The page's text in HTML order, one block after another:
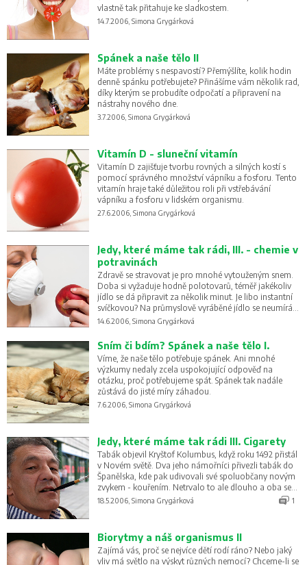
vlastně tak přitahuje ke sladkostem.
14.7.2006, Simona Grygárková
Spánek a naše tělo II
Máte problémy s nespavostí? Přemýšlíte, kolik hodin
denně spánku potřebujete? Přinášíme vám několik rad,
díky kterým se probudíte odpočatí a připravení na
nástrahy nového dne.
3.7.2006, Simona Grygárková
Vitamín D - sluneční vitamín
Vitamín D zajišťuje tvorbu rovných a silných kostí s
pomocí správného množství vápníku a fosforu. Tento
vitamín hraje také důležitou roli při vstřebávání
vápníku a fosforu v lidském organismu.
27.6.2006, Simona Grygárková
Jedy, které máme tak rádi, III. - chemie v
potravinách
Zdravě se stravovat je pro mnohé vytouženým snem.
Doba si vyžaduje hodně polotovarů, téměř jakékoliv
jídlo se dá připravit za několik minut. Je libo instantní
svíčkovou? Na průmyslově vyráběné jídlo se neumírá,
ale jeho složky zanechávají v organismu výrazné
14.6.2006, Simona Grygárková
Sním či bdím? Spánek a naše tělo I.
Víme, že naše tělo potřebuje spánek. Ani mnohé
výzkumy nedaly zcela uspokojující odpověď na
otázku, proč potřebujeme spát. Spánek tak nadále
zůstává do jisté míry záhadou.
7.6.2006, Simona Grygárková
Jedy, které máme tak rádi III. Cigarety
Tabák objevil Kryštof Kolumbus, když roku 1492 přistál
v Novém světě. Dva jeho námořníci přivezli tabák do
Španělska, kde pak udivovali své spoluobčany novým
zvykem - kouřením. Netrvalo to ale dlouho a oba se
ocitli v nesnázích.
18.5.2006, Simona Grygárková 1
Biorytmy a náš organismus II
Zajímá vás, proč se nejvíce dětí rodí ráno? Nebo jaký
vliv má světlo na výskyt různých nemocí? Chceme-li se